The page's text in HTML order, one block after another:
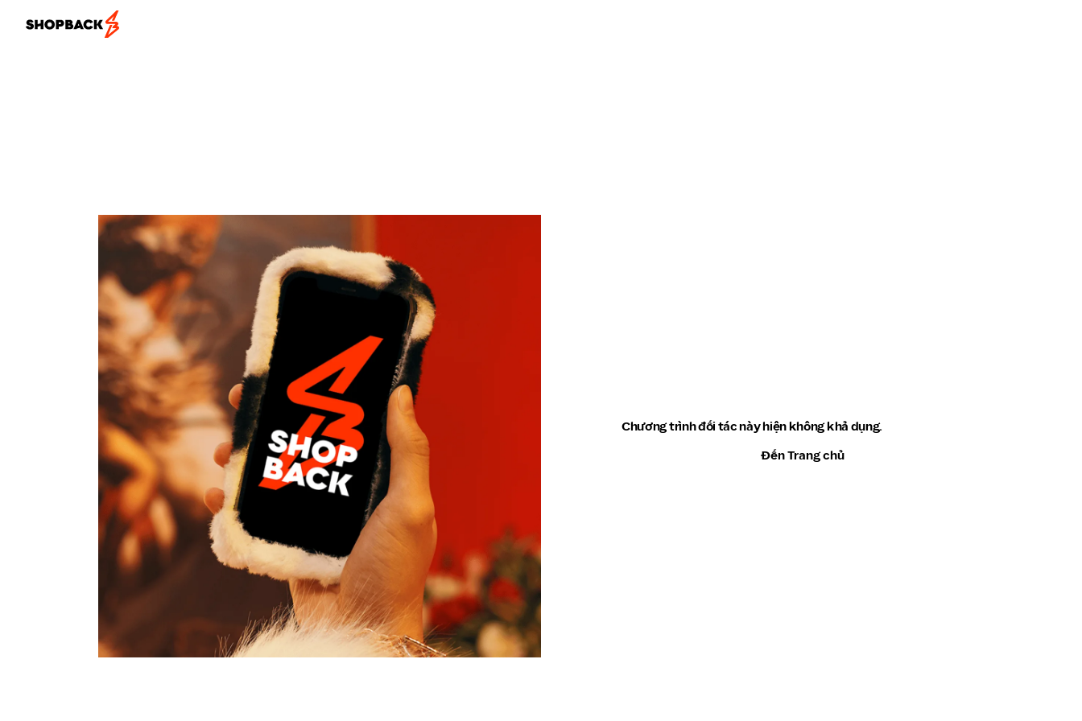
Chương trình đối tác này hiện không khả dụng.
Đến Trang chủ